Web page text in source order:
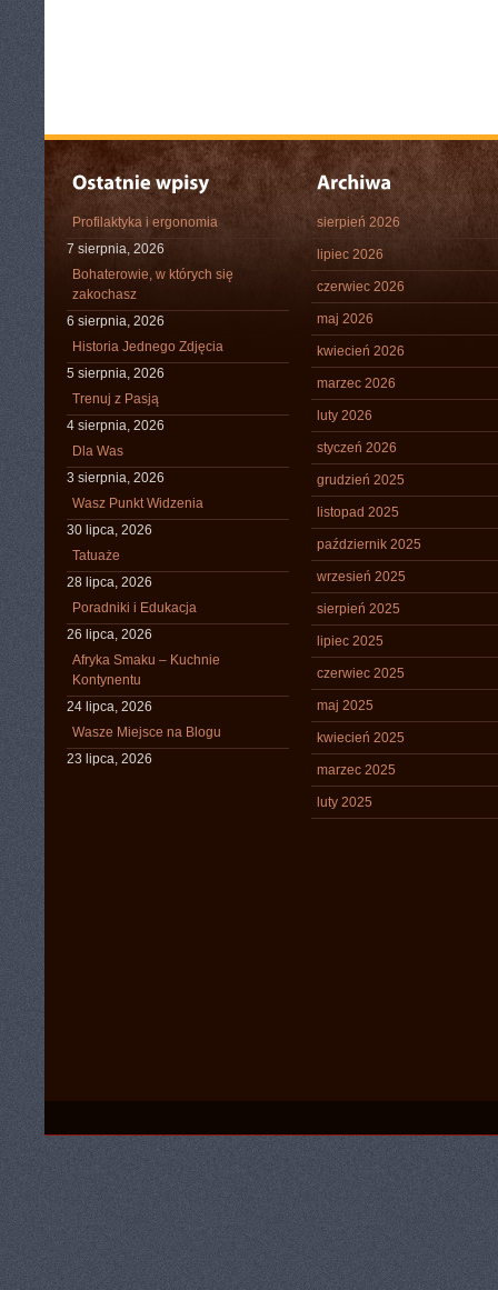
Profilaktyka i ergonomia
7 sierpnia, 2026
Bohaterowie, w których się
zakochasz
6 sierpnia, 2026
Historia Jednego Zdjęcia
5 sierpnia, 2026
Trenuj z Pasją
4 sierpnia, 2026
Dla Was
3 sierpnia, 2026
Wasz Punkt Widzenia
30 lipca, 2026
Tatuaże
28 lipca, 2026
Poradniki i Edukacja
26 lipca, 2026
Afryka Smaku – Kuchnie
Kontynentu
24 lipca, 2026
Wasze Miejsce na Blogu
23 lipca, 2026
sierpień 2026
lipiec 2026
czerwiec 2026
maj 2026
kwiecień 2026
marzec 2026
luty 2026
styczeń 2026
grudzień 2025
listopad 2025
październik 2025
wrzesień 2025
sierpień 2025
lipiec 2025
czerwiec 2025
maj 2025
kwiecień 2025
marzec 2025
luty 2025